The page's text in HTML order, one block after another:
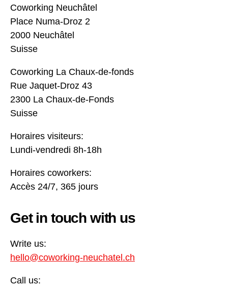
Coworking Neuchâtel
Place Numa-Droz 2
2000 Neuchâtel
Suisse
Coworking La Chaux-de-fonds
Rue Jaquet-Droz 43
2300 La Chaux-de-Fonds
Suisse
Horaires visiteurs:
Lundi-vendredi 8h-18h
Horaires coworkers:
Accès 24/7, 365 jours
Get in touch with us
Write us:
hello@coworking-neuchatel.ch
Call us: